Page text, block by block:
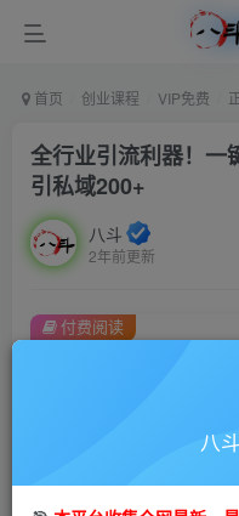
首页 创业课程 VIP免费
全行业引流利器！一
引私域200+
八斗
2年前更新
此内容为付费阅读，请付费
金币
会员免费
付费阅读
八